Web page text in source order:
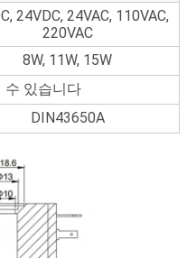
24VDC, 24VAC, 110VAC,
220VAC
8W, 11W, 15W
수 있습니다
DIN43650A